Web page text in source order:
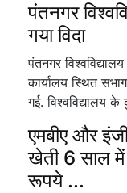
पंतनगर
गया विदा
पंतनगर
कार्यालय स्थित
गई. विश्वविद्यालय
एमबीए और
खेती 6 साल में
रूपये ...